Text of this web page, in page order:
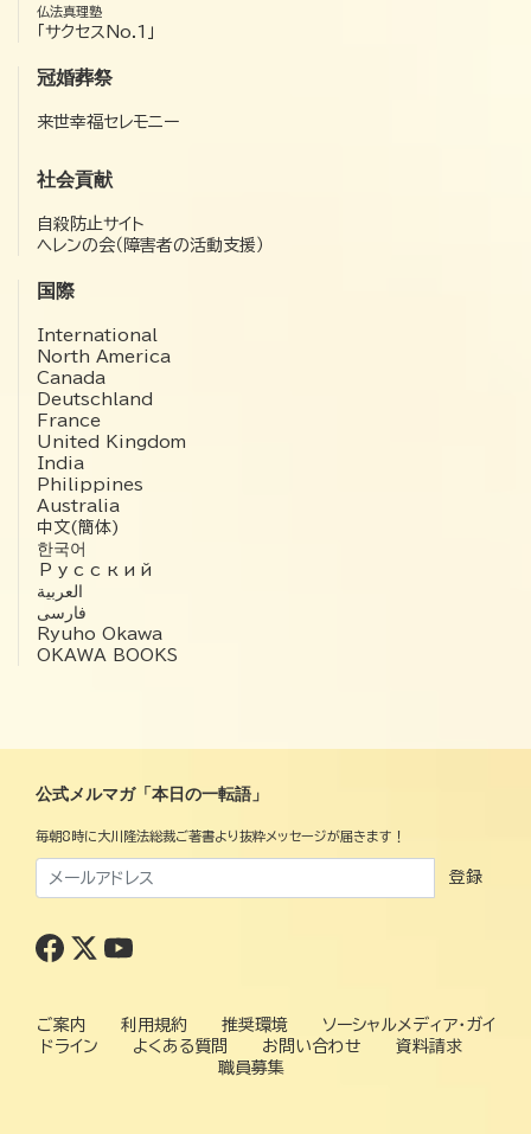
仏法真理塾
「サクセスNo.1」
冠婚葬祭
来世幸福セレモニー
社会貢献
自殺防止サイト
ヘレンの会（障害者の活動支援）
国際
International
North America
Canada
Deutschland
France
United Kingdom
India
Philippines
Australia
中文(簡体)
한국어
Русский
العربية‏
فارسی
Ryuho Okawa
OKAWA BOOKS
公式メルマガ「本日の一転語」
毎朝8時に大川隆法総裁ご著書より抜粋メッセージが届きます！
登録
ご案内 利用規約 推奨環境
ソーシャルメディア・ガイ
ドライン
よくある質問 お問い合わせ
資料請求
職員募集